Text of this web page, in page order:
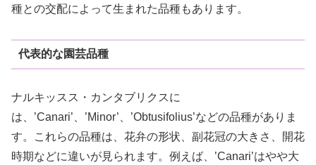
種との交配によって生まれた品種もあります。
代表的な園芸品種
ナルキッスス・カンタブリクスに
は、’Canari’、’Minor’、’Obtusifolius’などの品種がありま
す。これらの品種は、花弁の形状、副花冠の大きさ、開花
時期などに違いが見られます。例えば、’Canari’はやや大